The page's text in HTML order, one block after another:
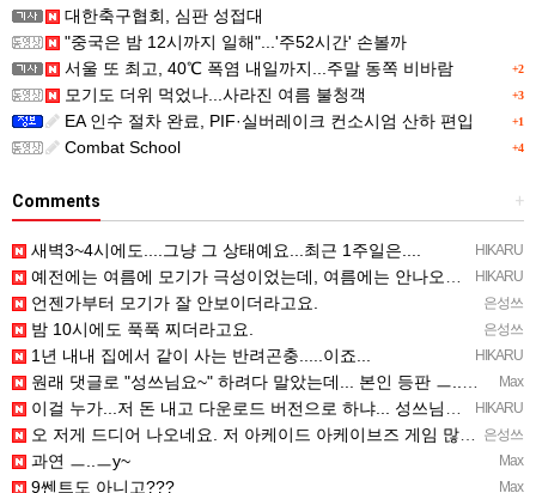
대한축구협회, 심판 성접대
"중국은 밤 12시까지 일해"...'주52시간' 손볼까
+2
서울 또 최고, 40℃ 폭염 내일까지...주말 동쪽 비바람
+3
모기도 더위 먹었나...사라진 여름 불청객
+1
EA 인수 절차 완료, PIF·실버레이크 컨소시엄 산하 편입
+4
Combat School
+
Comments
HIKARU
새벽3~4시에도....그냥 그 상태예요...최근 1주일은....
HIKARU
예전에는 여름에 모기가 극성이었는데, 여름에는 안나오는 것 같은.....ㅎ ㅎ)
은성쓰
언젠가부터 모기가 잘 안보이더라고요.
은성쓰
밤 10시에도 푹푹 찌더라고요.
HIKARU
1년 내내 집에서 같이 사는 반려곤충.....이죠...
Max
원래 댓글로 "성쓰님요~" 하려다 말았는데... 본인 등판 ㅡ..ㅡy~
HIKARU
이걸 누가...저 돈 내고 다운로드 버전으로 하냐... 성쓰님이 계셨다!!!...
은성쓰
오 저게 드디어 나오네요. 저 아케이드 아케이브즈 게임 많이 샀는데요 ㅎㅎㅎ
Max
과연 ㅡ..ㅡy~
Max
9쎈트도 아니고???